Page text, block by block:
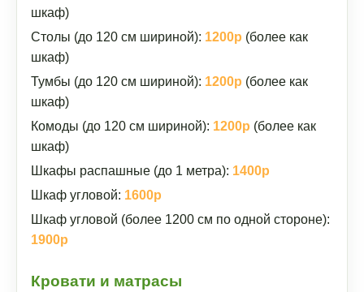
шкаф)
Столы (до 120 см шириной): 1200р (более как
шкаф)
Тумбы (до 120 см шириной): 1200р (более как
шкаф)
Комоды (до 120 см шириной): 1200р (более как
шкаф)
Шкафы распашные (до 1 метра): 1400р
Шкаф угловой: 1600р
Шкаф угловой (более 1200 см по одной стороне):
1900р
Кровати и матрасы